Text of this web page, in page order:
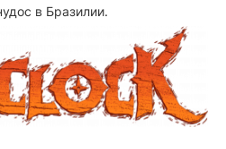
в Бразилии.